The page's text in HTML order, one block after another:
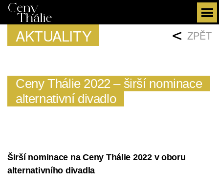
AKTUALITY < ZPĚT
Ceny Thálie 2022 – širší nominace
alternativní divadlo
Širší nominace na Ceny Thálie 2022 v oboru
alternativního divadla